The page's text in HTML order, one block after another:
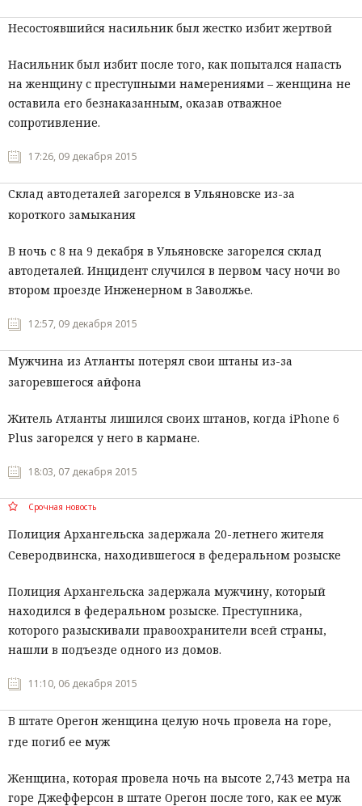
Несостоявшийся насильник был жестко избит жертвой
Насильник был избит после того, как попытался напасть
на женщину с преступными намерениями – женщина не
оставила его безнаказанным, оказав отважное
сопротивление.
17:26, 09 декабря 2015
Склад автодеталей загорелся в Ульяновске из-за
короткого замыкания
В ночь с 8 на 9 декабря в Ульяновске загорелся склад
автодеталей. Инцидент случился в первом часу ночи во
втором проезде Инженерном в Заволжье.
12:57, 09 декабря 2015
Мужчина из Атланты потерял свои штаны из-за
загоревшегося айфона
Житель Атланты лишился своих штанов, когда iPhone 6
Plus загорелся у него в кармане.
18:03, 07 декабря 2015
Срочная новость
Полиция Архангельска задержала 20-летнего жителя
Северодвинска, находившегося в федеральном розыске
Полиция Архангельска задержала мужчину, который
находился в федеральном розыске. Преступника,
которого разыскивали правоохранители всей страны,
нашли в подъезде одного из домов.
11:10, 06 декабря 2015
В штате Орегон женщина целую ночь провела на горе,
где погиб ее муж
Женщина, которая провела ночь на высоте 2,743 метра на
горе Джефферсон в штате Орегон после того, как ее муж